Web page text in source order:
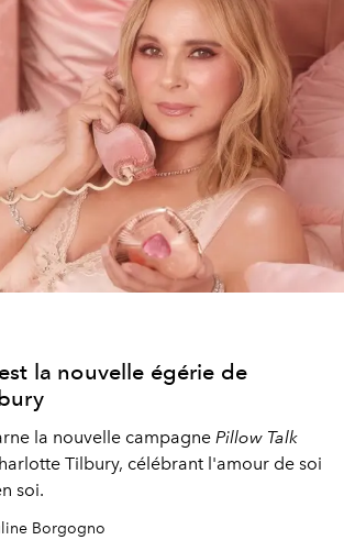
la nouvelle égérie de
la nouvelle campagne Pillow Talk
Tilbury, célébrant l'amour de soi
soi.
Borgogno